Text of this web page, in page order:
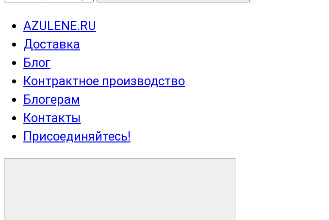
AZULENE.RU
Доставка
Блог
Контрактное производство
Блогерам
Контакты
Присоединяйтесь!